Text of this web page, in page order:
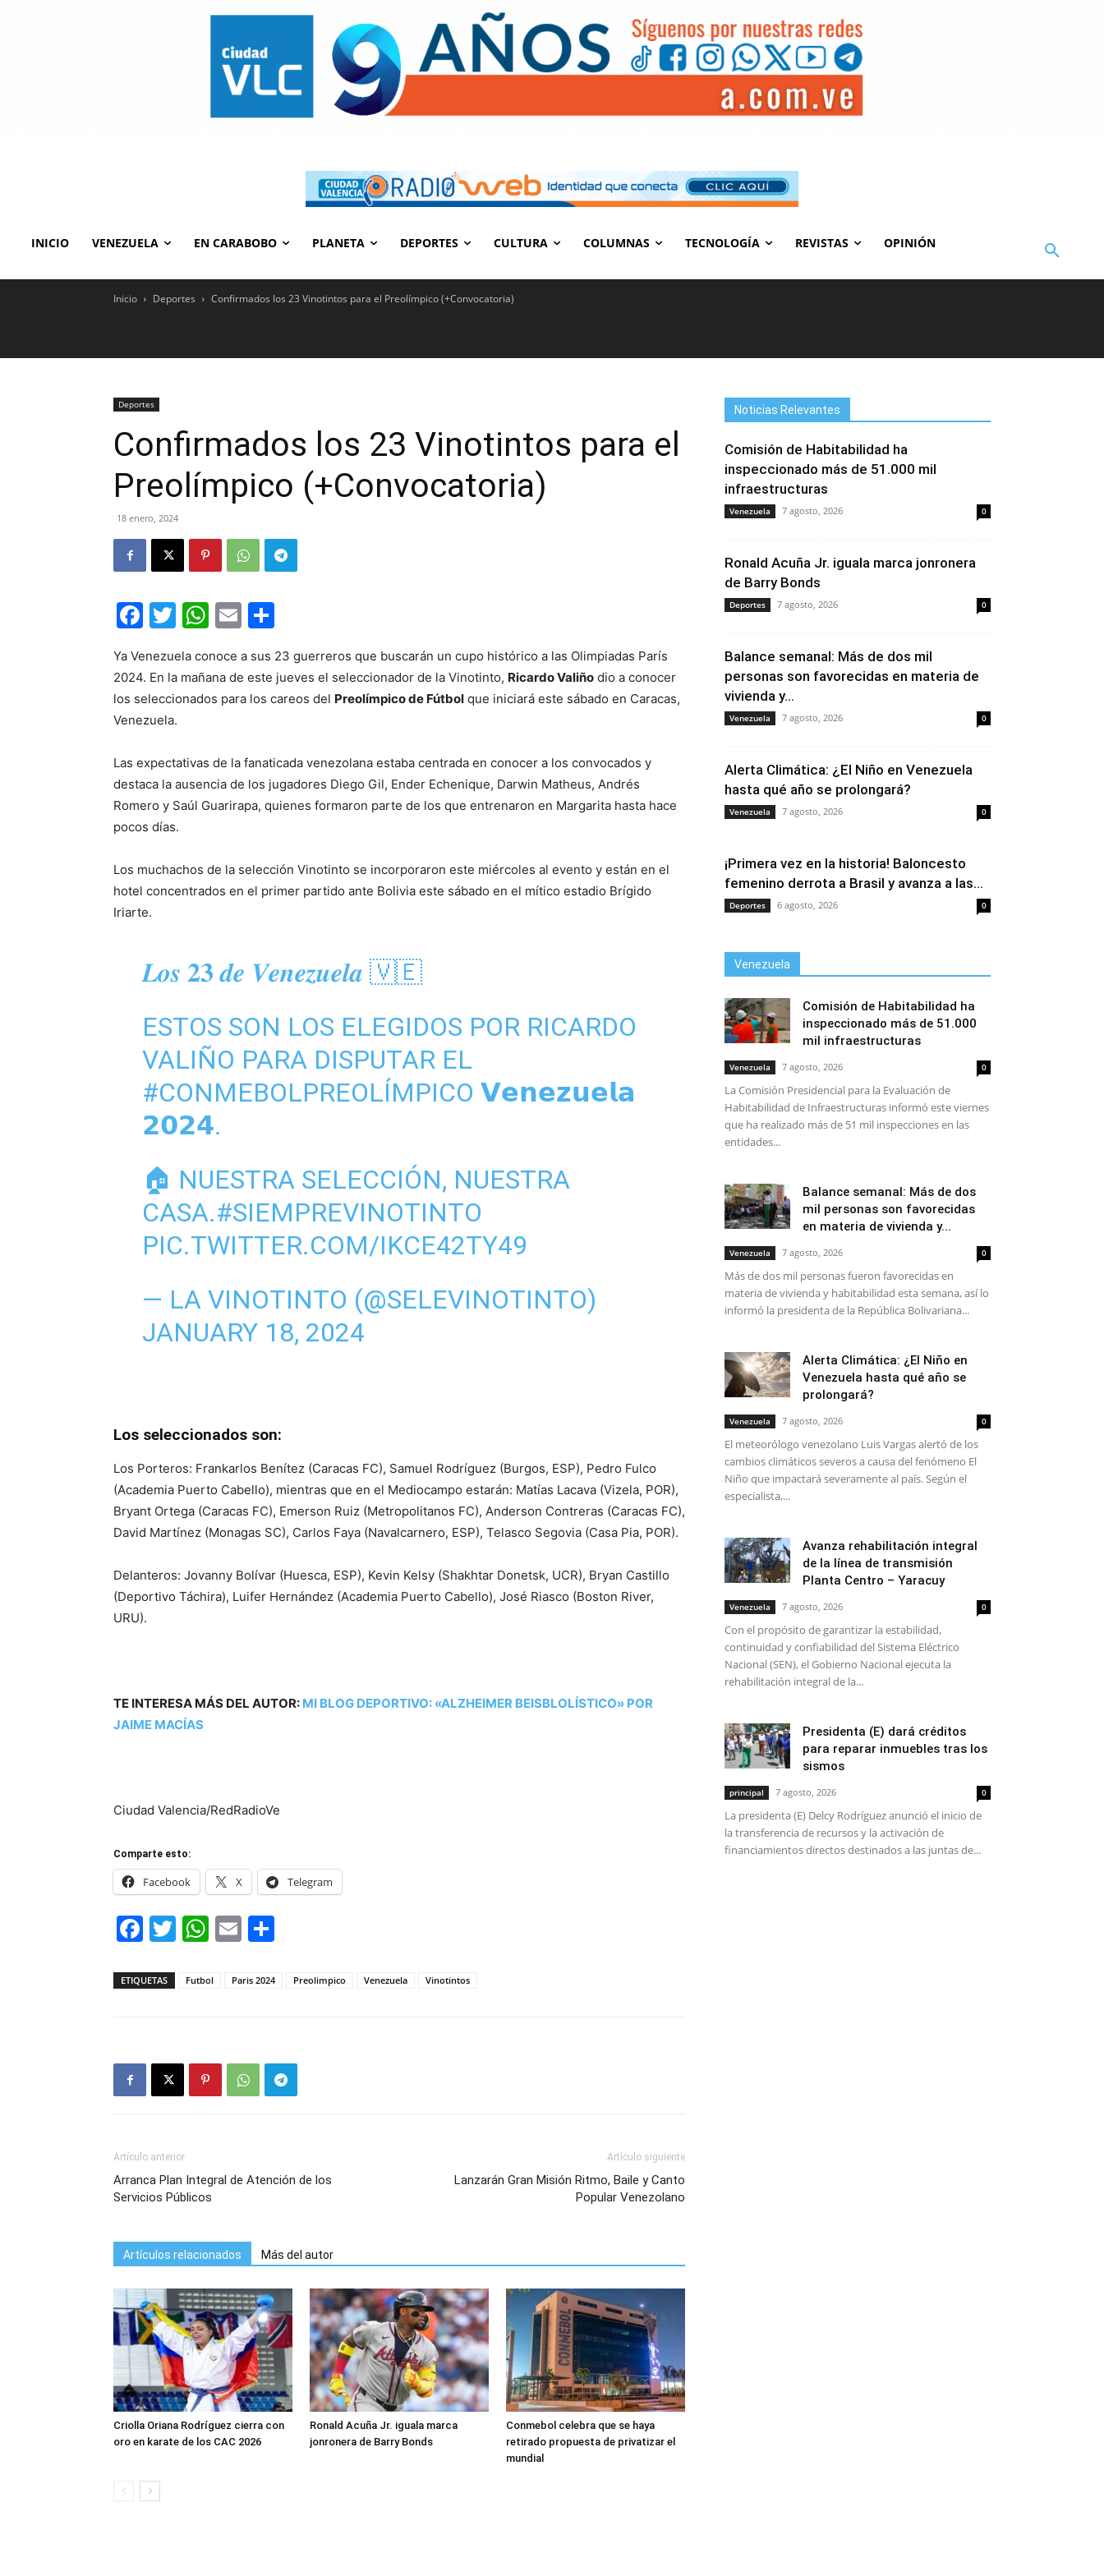
INICIO VENEZUELA EN CARABOBO PLANETA DEPORTES CULTURA COLUMNAS TECNOLOGÍA REVISTAS OPINIÓN
Inicio Deportes Confirmados los 23 Vinotintos para el Preolímpico (+Convocatoria)
Deportes
Confirmados los 23 Vinotintos para el
Preolímpico (+Convocatoria)
18 enero, 2024
Facebook
Twitter
WhatsApp
Email
Ya Venezuela conoce a sus 23 guerreros que buscarán un cupo histórico a las Olimpiadas París
2024. En la mañana de este jueves el seleccionador de la Vinotinto, Ricardo Valiño dio a conocer
los seleccionados para los careos del Preolímpico de Fútbol que iniciará este sábado en Caracas,
Venezuela.
Las expectativas de la fanaticada venezolana estaba centrada en conocer a los convocados y
destaca la ausencia de los jugadores Diego Gil, Ender Echenique, Darwin Matheus, Andrés
Romero y Saúl Guarirapa, quienes formaron parte de los que entrenaron en Margarita hasta hace
pocos días.
Los muchachos de la selección Vinotinto se incorporaron este miércoles al evento y están en el
hotel concentrados en el primer partido ante Bolivia este sábado en el mítico estadio Brígido
Iriarte.
𝑳𝒐𝒔 𝟐𝟑 𝒅𝒆 𝑽𝒆𝒏𝒆𝒛𝒖𝒆𝒍𝒂 🇻🇪
ESTOS SON LOS ELEGIDOS POR RICARDO
VALIÑO PARA DISPUTAR EL
#CONMEBOLPREOLÍMPICO 𝗩𝗲𝗻𝗲𝘇𝘂𝗲𝗹𝗮
𝟮𝟬𝟮𝟰.
🏠 NUESTRA SELECCIÓN, NUESTRA
CASA.#SIEMPREVINOTINTO
PIC.TWITTER.COM/IKCE42TY49
— LA VINOTINTO (@SELEVINOTINTO)
JANUARY 18, 2024
Los seleccionados son:
Los Porteros: Frankarlos Benítez (Caracas FC), Samuel Rodríguez (Burgos, ESP), Pedro Fulco
(Academia Puerto Cabello), mientras que en el Mediocampo estarán: Matías Lacava (Vizela, POR),
Bryant Ortega (Caracas FC), Emerson Ruiz (Metropolitanos FC), Anderson Contreras (Caracas FC),
David Martínez (Monagas SC), Carlos Faya (Navalcarnero, ESP), Telasco Segovia (Casa Pia, POR).
Delanteros: Jovanny Bolívar (Huesca, ESP), Kevin Kelsy (Shakhtar Donetsk, UCR), Bryan Castillo
(Deportivo Táchira), Luifer Hernández (Academia Puerto Cabello), José Riasco (Boston River,
URU).
TE INTERESA MÁS DEL AUTOR: MI BLOG DEPORTIVO: «ALZHEIMER BEISBLOLÍSTICO» POR
JAIME MACÍAS
Ciudad Valencia/RedRadioVe
Comparte esto:
Facebook X Telegram
Facebook
Twitter
WhatsApp
Email
ETIQUETAS Futbol Paris 2024 Preolimpico Venezuela Vinotintos
Artículo anterior
Arranca Plan Integral de Atención de los
Servicios Públicos
Artículo siguiente
Lanzarán Gran Misión Ritmo, Baile y Canto
Popular Venezolano
Artículos relacionados Más del autor
Criolla Oriana Rodríguez cierra con
oro en karate de los CAC 2026
Ronald Acuña Jr. iguala marca
jonronera de Barry Bonds
Conmebol celebra que se haya
retirado propuesta de privatizar el
mundial
Noticias Relevantes
Comisión de Habitabilidad ha
inspeccionado más de 51.000 mil
infraestructuras
Venezuela 7 agosto, 2026 0
Ronald Acuña Jr. iguala marca jonronera
de Barry Bonds
Deportes 7 agosto, 2026 0
Balance semanal: Más de dos mil
personas son favorecidas en materia de
vivienda y...
Venezuela 7 agosto, 2026 0
Alerta Climática: ¿El Niño en Venezuela
hasta qué año se prolongará?
Venezuela 7 agosto, 2026 0
¡Primera vez en la historia! Baloncesto
femenino derrota a Brasil y avanza a las...
Deportes 6 agosto, 2026 0
Venezuela
Comisión de Habitabilidad ha
inspeccionado más de 51.000
mil infraestructuras
Venezuela 7 agosto, 2026 0
La Comisión Presidencial para la Evaluación de
Habitabilidad de Infraestructuras informó este viernes
que ha realizado más de 51 mil inspecciones en las
entidades...
Balance semanal: Más de dos
mil personas son favorecidas
en materia de vivienda y...
Venezuela 7 agosto, 2026 0
Más de dos mil personas fueron favorecidas en
materia de vivienda y habitabilidad esta semana, así lo
informó la presidenta de la República Bolivariana...
Alerta Climática: ¿El Niño en
Venezuela hasta qué año se
prolongará?
Venezuela 7 agosto, 2026 0
El meteorólogo venezolano Luis Vargas alertó de los
cambios climáticos severos a causa del fenómeno El
Niño que impactará severamente al país. Según el
especialista,...
Avanza rehabilitación integral
de la línea de transmisión
Planta Centro – Yaracuy
Venezuela 7 agosto, 2026 0
Con el propósito de garantizar la estabilidad,
continuidad y confiabilidad del Sistema Eléctrico
Nacional (SEN), el Gobierno Nacional ejecuta la
rehabilitación integral de la...
Presidenta (E) dará créditos
para reparar inmuebles tras los
sismos
principal 7 agosto, 2026 0
La presidenta (E) Delcy Rodríguez anunció el inicio de
la transferencia de recursos y la activación de
financiamientos directos destinados a las juntas de...